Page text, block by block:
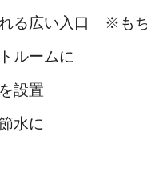
る広い入口 ※も
ルームに
設置
水に